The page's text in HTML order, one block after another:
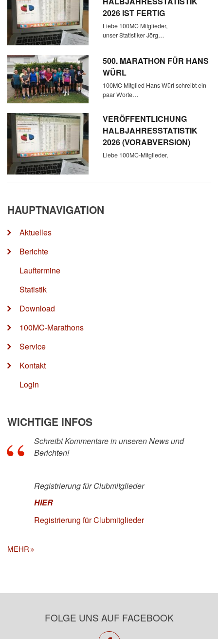
2026 IST FERTIG
Liebe 100MC Mitglieder,
unser Statistiker Jörg…
500. MARATHON FÜR HANS
WÜRL
100MC Mitglied Hans Würl schreibt ein
paar Worte…
VERÖFFENTLICHUNG
HALBJAHRESSTATISTIK
2026 (VORABVERSION)
Liebe 100MC-Mitglieder,
HAUPTNAVIGATION
Aktuelles
Berichte
Lauftermine
Statistik
Download
100MC-Marathons
Service
Kontakt
Login
WICHTIGE INFOS
Schreibt Kommentare in unseren News und
Berichten!
Registrierung für Clubmitglieder
HIER
Registrierung für Clubmitglieder
MEHR
FOLGE UNS AUF FACEBOOK